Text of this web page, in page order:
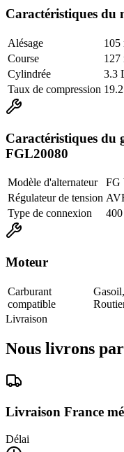
Caractéristiques du
Alésage
105
Course
127
Cylindrée
3.3
Taux de compression
Caractéristiques du
FGL20080
Modèle d'alternateur
FG
Régulateur de tension
Type de connexion
Moteur
Carburant
compatible
Livraison
Nous livrons
Livraison France
Délai